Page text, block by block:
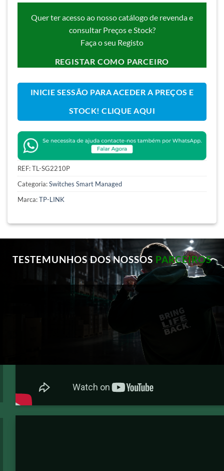
Quer ter acesso ao nosso catálogo de revenda e
consultar Preços e Stock?
Faça o seu Registo
REGISTAR COMO PARCEIRO
INICIE SESSÃO PARA ACEDER A PREÇOS E
STOCK! CLIQUE AQUI
REF:TL-SG2210P
Categoria:Switches Smart Managed
Marca:TP-LINK
TESTEMUNHOS DOS NOSSOS PARCEIROS